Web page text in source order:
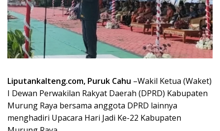
Liputankalteng.com, Puruk Cahu –Wakil Ketua (Waket)
I Dewan Perwakilan Rakyat Daerah (DPRD) Kabupaten
Murung Raya bersama anggota DPRD lainnya
menghadiri Upacara Hari Jadi Ke-22 Kabupaten